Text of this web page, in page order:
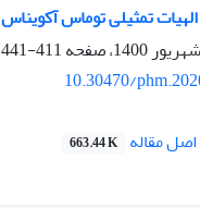
تمثیلی توماس آکویناس
411-441
10.30470/
اصل مقاله 663.44 K